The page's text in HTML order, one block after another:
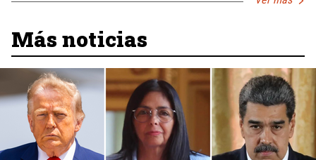
Más noticias